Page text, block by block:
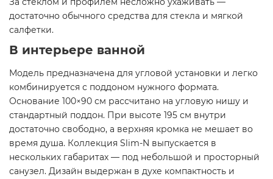
достаточно обычного средства для стекла и мягкой
салфетки.
В интерьере ванной
Модель предназначена для угловой установки и легко
комбинируется с поддоном нужного формата.
Основание 100×90 см рассчитано на угловую нишу и
стандартный поддон. При высоте 195 см внутри
достаточно свободно, а верхняя кромка не мешает во
время душа. Коллекция Slim-N выпускается в
нескольких габаритах — под небольшой и просторный
санузел. Дизайн выдержан в духе компактность и